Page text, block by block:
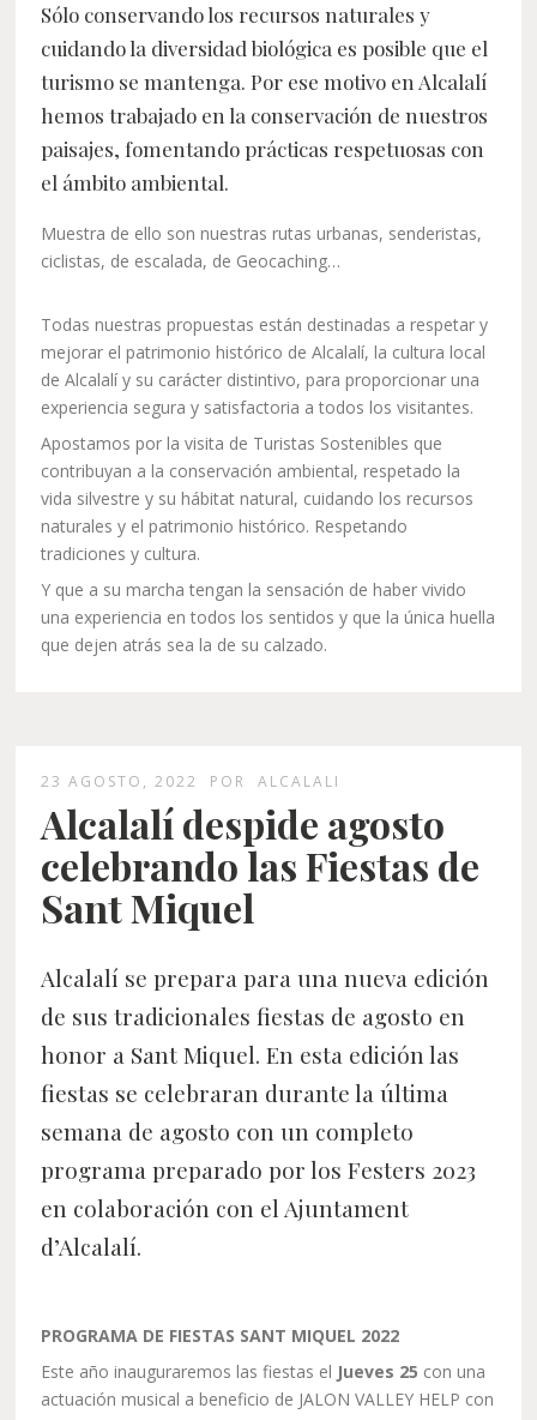
Sólo conservando los recursos naturales y
cuidando la diversidad biológica es posible que el
turismo se mantenga. Por ese motivo en Alcalalí
hemos trabajado en la conservación de nuestros
paisajes, fomentando prácticas respetuosas con
el ámbito ambiental.
Muestra de ello son nuestras rutas urbanas, senderistas,
ciclistas, de escalada, de Geocaching…
Todas nuestras propuestas están destinadas a respetar y
mejorar el patrimonio histórico de Alcalalí, la cultura local
de Alcalalí y su carácter distintivo, para proporcionar una
experiencia segura y satisfactoria a todos los visitantes.
Apostamos por la visita de Turistas Sostenibles que
contribuyan a la conservación ambiental, respetado la
vida silvestre y su hábitat natural, cuidando los recursos
naturales y el patrimonio histórico. Respetando
tradiciones y cultura.
Y que a su marcha tengan la sensación de haber vivido
una experiencia en todos los sentidos y que la única huella
que dejen atrás sea la de su calzado.
23 AGOSTO, 2022 POR ALCALALI
Alcalalí despide agosto
celebrando las Fiestas de
Sant Miquel
Alcalalí se prepara para una nueva edición
de sus tradicionales fiestas de agosto en
honor a Sant Miquel. En esta edición las
fiestas se celebraran durante la última
semana de agosto con un completo
programa preparado por los Festers 2023
en colaboración con el Ajuntament
d’Alcalalí.
PROGRAMA DE FIESTAS SANT MIQUEL 2022
Este año inauguraremos las fiestas el Jueves 25 con una
actuación musical a beneficio de JALON VALLEY HELP con